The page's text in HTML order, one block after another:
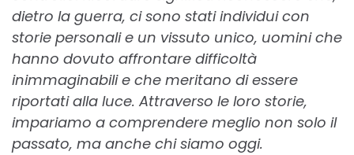
dietro la guerra, ci sono stati individui con
storie personali e un vissuto unico, uomini che
hanno dovuto affrontare difficoltà
inimmaginabili e che meritano di essere
riportati alla luce. Attraverso le loro storie,
impariamo a comprendere meglio non solo il
passato, ma anche chi siamo oggi.